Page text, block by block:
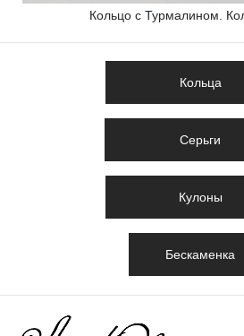
Кольцо с Турмалином.
Кольца
Серьги
Кулоны
Бескаменка